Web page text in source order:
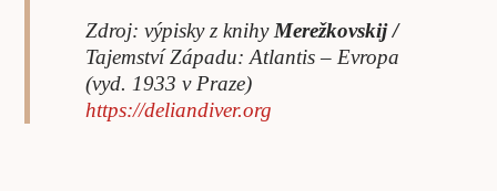
Zdroj: výpisky z knihy Merežkovskij /
Tajemství Západu: Atlantis – Evropa
(vyd. 1933 v Praze)
https://deliandiver.org